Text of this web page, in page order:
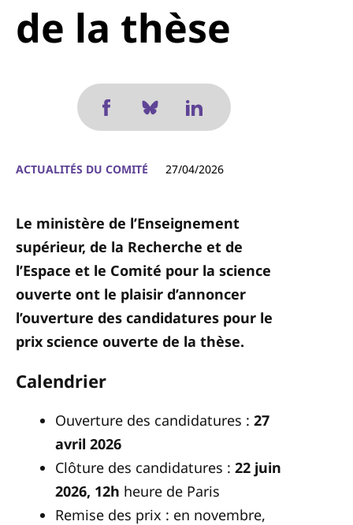
de la thèse
ACTUALITÉS DU COMITÉ 27/04/2026
Le ministère de l’Enseignement
supérieur, de la Recherche et de
l’Espace et le Comité pour la science
ouverte ont le plaisir d’annoncer
l’ouverture des candidatures pour le
prix science ouverte de la thèse.
Calendrier
Ouverture des candidatures : 27
avril 2026
Clôture des candidatures : 22 juin
2026, 12h heure de Paris
Remise des prix : en novembre,